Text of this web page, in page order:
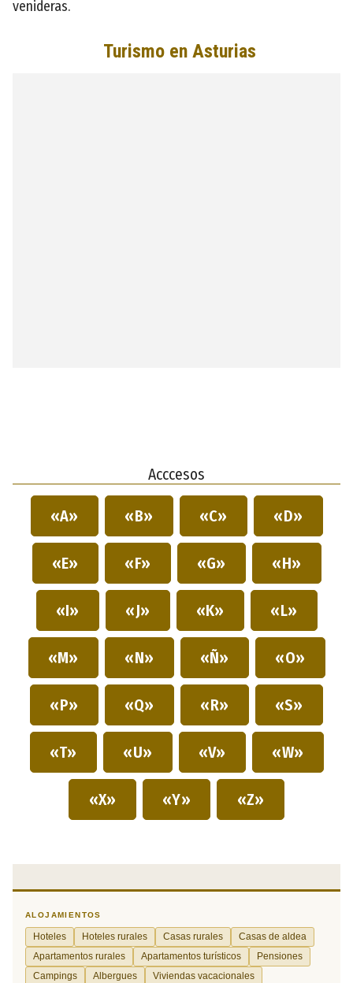
venideras.
Acccesos
«A» «B» «C» «D»
«E» «F» «G» «H»
«I» «J» «K» «L»
«M» «N» «Ñ» «O»
«P» «Q» «R» «S»
«T» «U» «V» «W»
«X» «Y» «Z»